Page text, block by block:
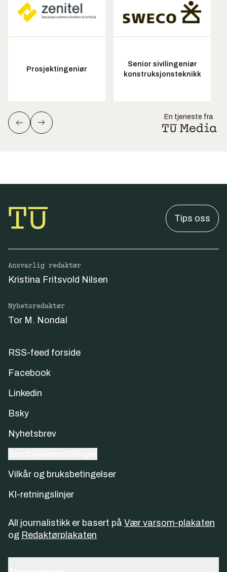
Prosjektingeniør
Senior sivilingeniør
konstruksjonsteknikk
En tjeneste fra
Tips oss
Ansvarlig redaktør
Kristina Fritsvold Nilsen
Nyhetsredaktør
Tor M. Nondal
RSS-feed forside
Facebook
Linkedin
Bsky
Nyhetsbrev
Vilkår og bruksbetingelser
KI-retningslinjer
All journalistikk er basert på Vær varsom-plakaten
og Redaktørplakaten